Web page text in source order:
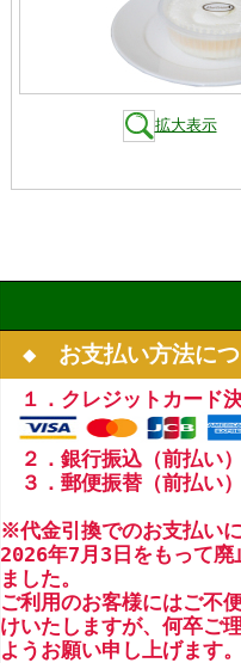
拡大表示
◆ お支払い方法につ
１．クレジットカード
２．銀行振込（前払い
３．郵便振替（前払い
※代金引換でのお支払い
2026年7月3日をもって廃
ました。
ご利用のお客様にはご不
けいたしますが、何卒ご
ようお願い申し上げます